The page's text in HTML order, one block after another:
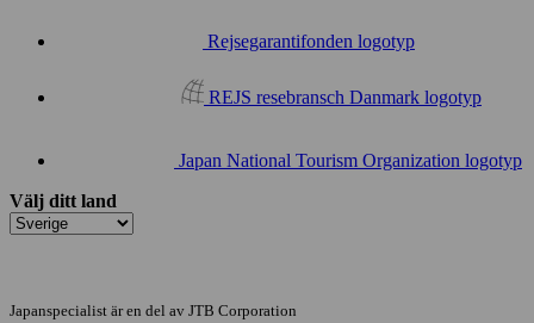
Rejsegarantifonden logotyp
REJS resebransch Danmark logotyp
Japan National Tourism Organization logotyp
Välj ditt land
Japanspecialist är en del av JTB Corporation